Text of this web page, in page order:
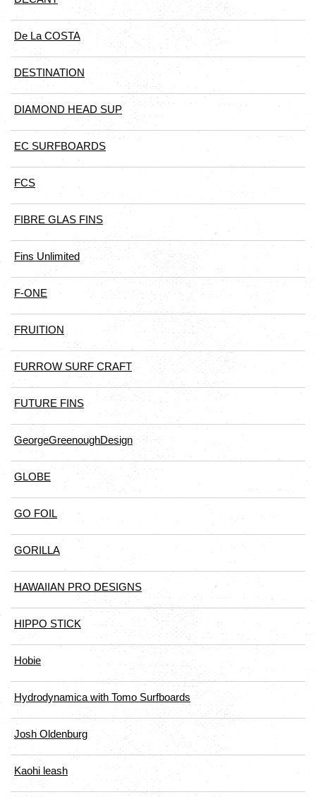
De La COSTA
DESTINATION
DIAMOND HEAD SUP
EC SURFBOARDS
FCS
FIBRE GLAS FINS
Fins Unlimited
F-ONE
FRUITION
FURROW SURF CRAFT
FUTURE FINS
GeorgeGreenoughDesign
GLOBE
GO FOIL
GORILLA
HAWAIIAN PRO DESIGNS
HIPPO STICK
Hobie
Hydrodynamica with Tomo Surfboards
Josh Oldenburg
Kaohi leash